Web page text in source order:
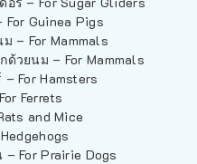
Guinea Pigs
– For Mammals
ด้วยนม – For Mammals
For Hamsters
Ferrets
and Mice
For Prairie Dogs